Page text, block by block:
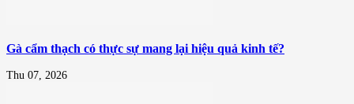
Gà cẩm thạch có thực sự mang lại hiệu quả kinh tế?
Thu 07, 2026